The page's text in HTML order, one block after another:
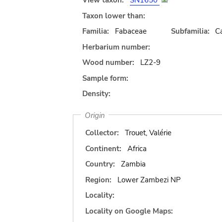
Taxon lower than:
Familia:
Fabaceae Subfamilia:
Herbarium number:
Wood number:
LZ2-9
Sample form:
Density:
Origin
Collector:
Trouet, Valérie
Continent:
Africa
Country:
Zambia
Region:
Lower Zambezi NP
Locality:
Locality on Google Maps: